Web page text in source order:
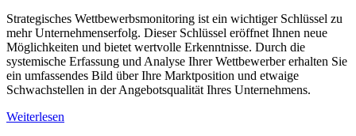
Strategisches Wettbewerbsmonitoring ist ein wichtiger Schlüssel zu
mehr Unternehmenserfolg. Dieser Schlüssel eröffnet Ihnen neue
Möglichkeiten und bietet wertvolle Erkenntnisse. Durch die
systemische Erfassung und Analyse Ihrer Wettbewerber erhalten Sie
ein umfassendes Bild über Ihre Marktposition und etwaige
Schwachstellen in der Angebotsqualität Ihres Unternehmens.
Weiterlesen